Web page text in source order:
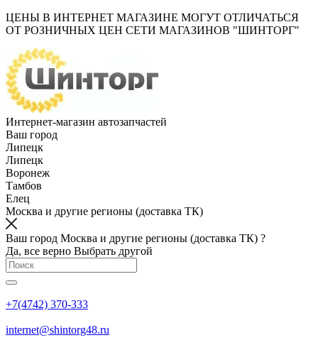
ЦЕНЫ В ИНТЕРНЕТ МАГАЗИНЕ МОГУТ ОТЛИЧАТЬСЯ
ОТ РОЗНИЧНЫХ ЦЕН СЕТИ МАГАЗИНОВ "ШИНТОРГ"
Интернет-магазин автозапчастей
Ваш город
Липецк
Липецк
Воронеж
Тамбов
Елец
Москва и другие регионы (доставка ТК)
Ваш город Москва и другие регионы (доставка ТК) ?
Да, все верно Выбрать другой
+7(4742) 370-333
internet@shintorg48.ru